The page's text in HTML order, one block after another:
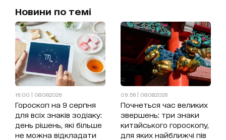
Новини по темі
16:00 | 08.08.2026
Гороскоп на 9 серпня
для всіх знаків зодіаку:
день рішень, які більше
не можна відкладати
09:56 | 08.08.2026
Почнеться час великих
звершень: три знаки
китайського гороскопу,
для яких найближчі пів